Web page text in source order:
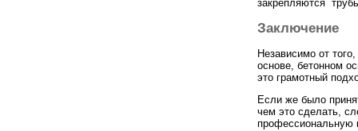
закрепляются
Заключение
Независимо от
основе, бетонном
это грамотный
Если же было
чем это сделать,
профессиональную